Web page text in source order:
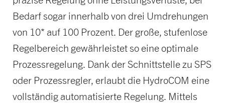
Bedarf sogar innerhalb von drei Umdrehungen
von 10* auf 100 Prozent. Der große, stufenlose
Regelbereich gewährleistet so eine optimale
Prozessregelung. Dank der Schnittstelle zu SPS
oder Prozessregler, erlaubt die HydroCOM eine
vollständig automatisierte Regelung. Mittels